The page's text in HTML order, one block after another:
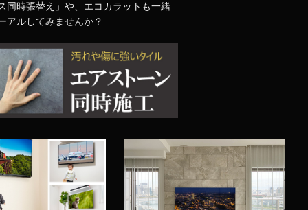
同時張替え」や、エコカラットも一緒
アルしてみませんか？